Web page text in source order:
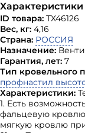
Характеристики
ID товара: ТХ46126
Вес, кг: 4,16
Страна: РОССИЯ
Назначение:
Гарантия, лет: 7
Тип кровельного
профнастил
Характеристики:
1. Есть
фальцевую
мягкую кровлю